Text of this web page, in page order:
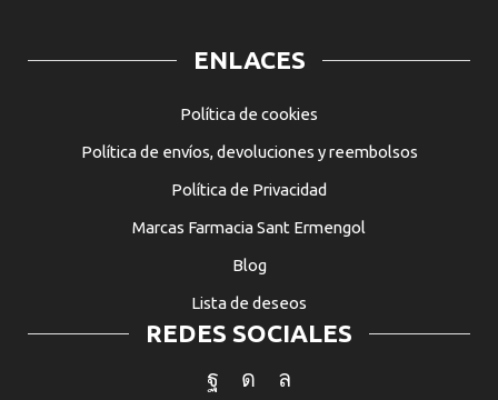
ENLACES
Política de cookies
Política de envíos, devoluciones y reembolsos
Política de Privacidad
Marcas Farmacia Sant Ermengol
Blog
Lista de deseos
REDES SOCIALES
FacebookInstagram
Whatsapp